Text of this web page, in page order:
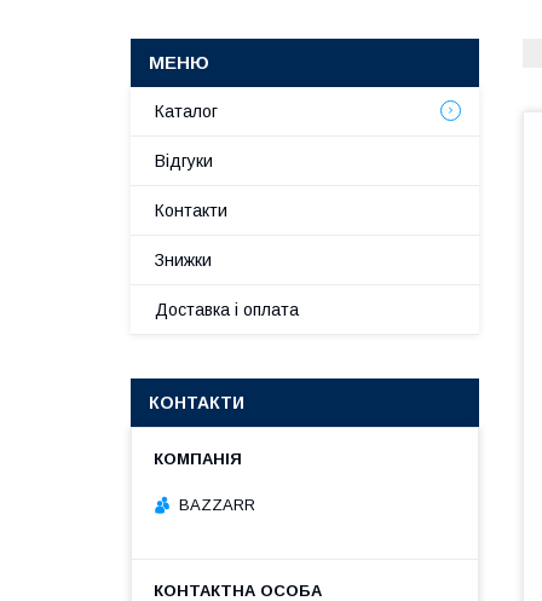
Каталог
Відгуки
Контакти
Знижки
Доставка і оплата
КОНТАКТИ
BAZZARR